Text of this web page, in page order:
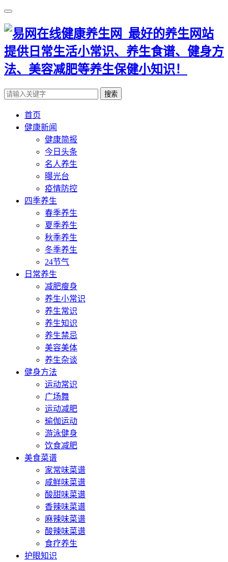
搜索
首页
健康新闻
健康简报
今日头条
名人养生
曝光台
疫情防控
四季养生
春季养生
夏季养生
秋季养生
冬季养生
24节气
日常养生
减肥瘦身
养生小常识
养生常识
养生知识
养生禁忌
美容美体
养生杂谈
健身方法
运动常识
广场舞
运动减肥
瑜伽运动
游泳健身
饮食减肥
美食菜谱
家常味菜谱
咸鲜味菜谱
酸甜味菜谱
香辣味菜谱
麻辣味菜谱
酸辣味菜谱
食疗养生
护眼知识